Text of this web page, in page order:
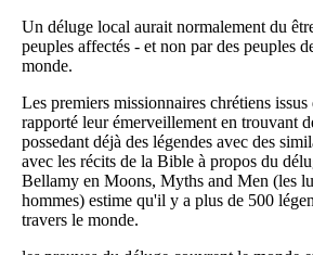
Un déluge local aurait normalement du
peuples affectés - et non par des peuples
monde.
Les premiers missionnaires chrétiens
rapporté leur émerveillement en trouvant
possedant déjà des légendes avec des
avec les récits de la Bible à propos du
Bellamy en Moons, Myths and Men (les
hommes) estime qu'il y a plus de 500
travers le monde.